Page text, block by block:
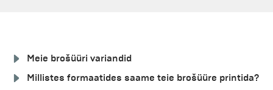
Meie brošüüri variandid
Millistes formaatides saame teie brošüüre printida?